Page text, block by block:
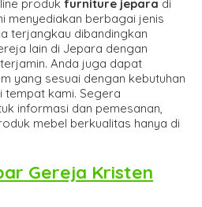
produk furniture jepara di
menyediakan berbagai jenis
terjangkau dibandingkan
lain di Jepara dengan
Anda juga dapat
yang sesuai dengan kebutuhan
tempat kami. Segera
informasi dan pemesanan,
mebel berkualitas hanya di
Gereja Kristen